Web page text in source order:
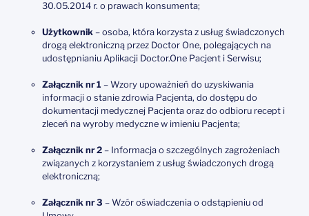
30.05.2014 r. o prawach konsumenta;
Użytkownik – osoba, która korzysta z usług świadczonych
drogą elektroniczną przez Doctor One, polegających na
udostępnianiu Aplikacji Doctor.One Pacjent i Serwisu;
Załącznik nr 1 – Wzory upoważnień do uzyskiwania
informacji o stanie zdrowia Pacjenta, do dostępu do
dokumentacji medycznej Pacjenta oraz do odbioru recept i
zleceń na wyroby medyczne w imieniu Pacjenta;
Załącznik nr 2 – Informacja o szczególnych zagrożeniach
związanych z korzystaniem z usług świadczonych drogą
elektroniczną;
Załącznik nr 3– Wzór oświadczenia o odstąpieniu od